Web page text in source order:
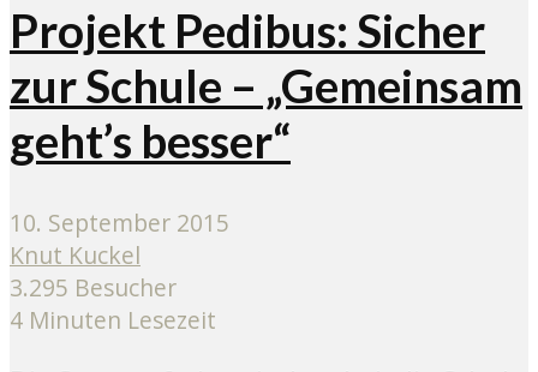
Projekt Pedibus: Sicher
zur Schule – „Gemeinsam
geht’s besser“
10. September 2015
Knut Kuckel
3.295 Besucher
4 Minuten Lesezeit